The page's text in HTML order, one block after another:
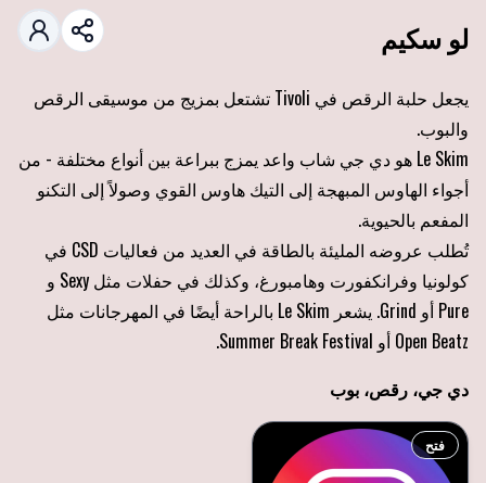
لو سكيم
يجعل حلبة الرقص في Tivoli تشتعل بمزيج من موسيقى الرقص
والبوب.
Le Skim هو دي جي شاب واعد يمزج ببراعة بين أنواع مختلفة - من
أجواء الهاوس المبهجة إلى التيك هاوس القوي وصولاً إلى التكنو
المفعم بالحيوية.
تُطلب عروضه المليئة بالطاقة في العديد من فعاليات CSD في
كولونيا وفرانكفورت وهامبورغ، وكذلك في حفلات مثل Sexy و
Pure أو Grind. يشعر Le Skim بالراحة أيضًا في المهرجانات مثل
Open Beatz أو Summer Break Festival.
دي جي، رقص، بوب
فتح